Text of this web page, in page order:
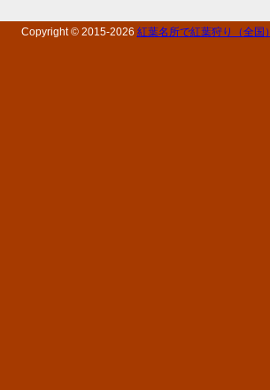
Copyright © 2015-2026 紅葉名所で紅葉狩り（全国）